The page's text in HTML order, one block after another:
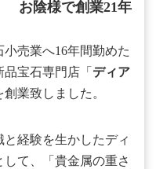
お陰様で創業21年
売業へ16年間勤めた
宝石専門店「 ディア
創業致しました。
経験を生かしたディ
て、「貴金属の重さ